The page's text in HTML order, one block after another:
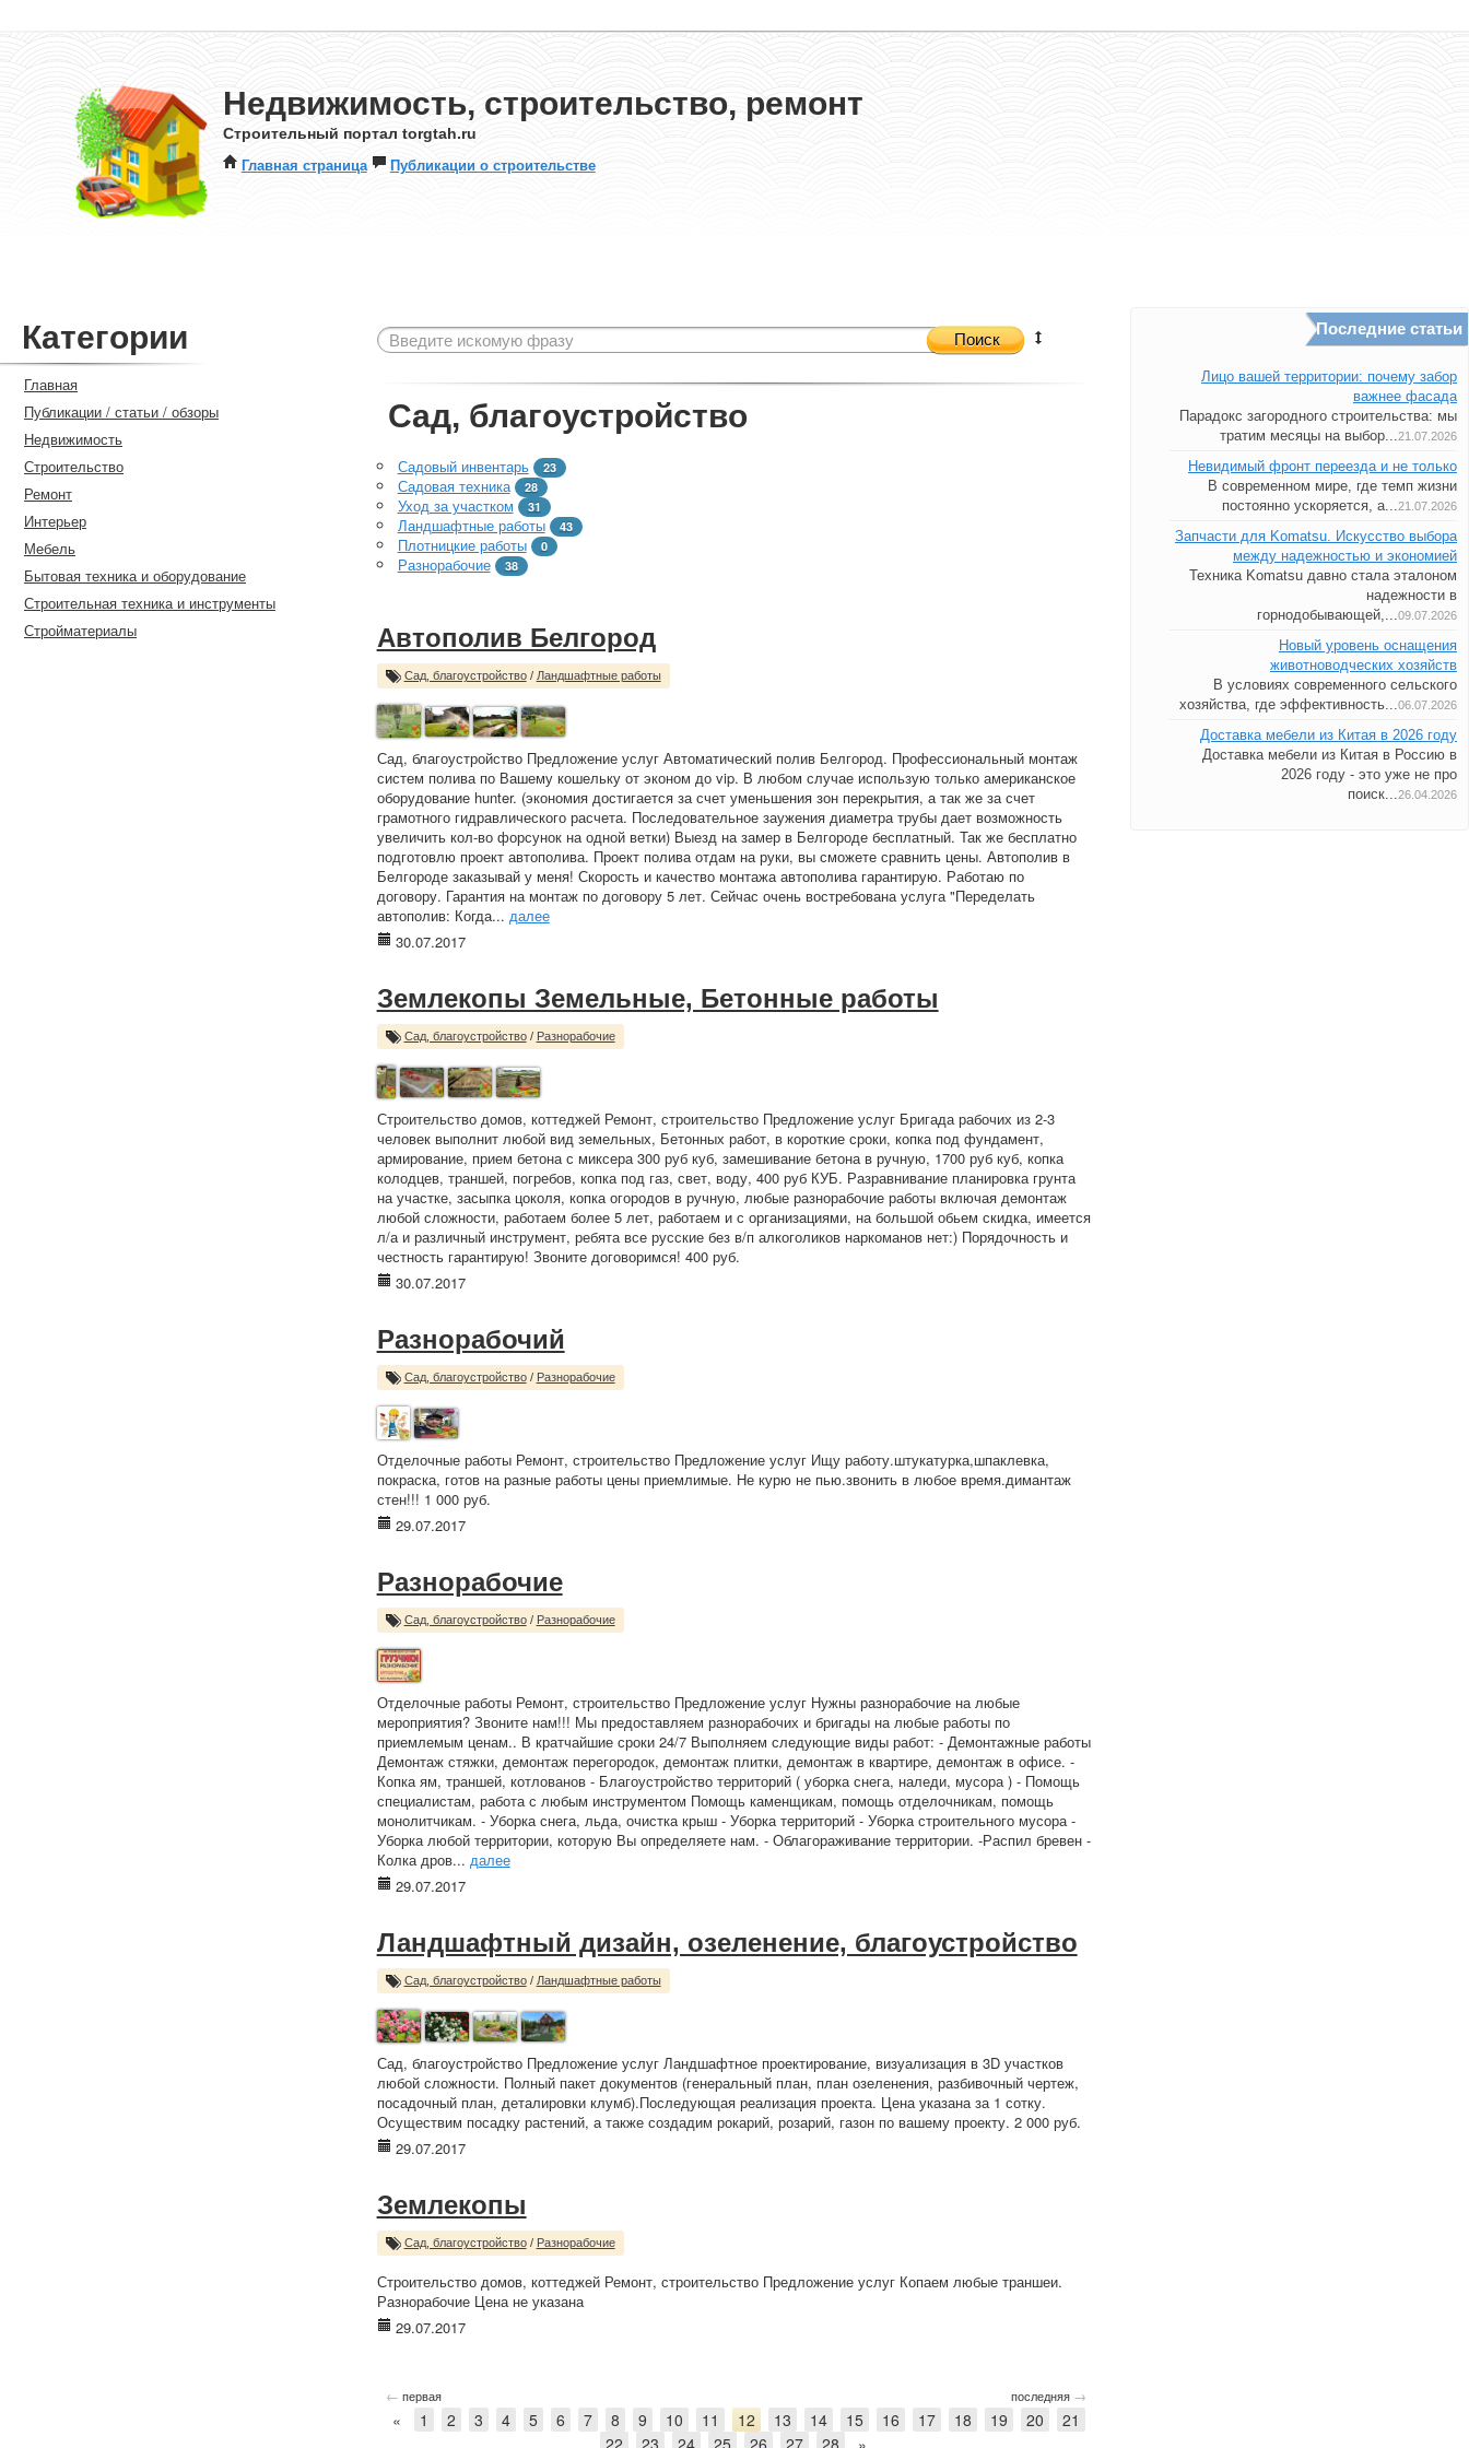
Недвижимость, строительство, ремонт
Строительный портал torgtah.ru
Главная страница Публикации о строительстве
Категории
Главная
Публикации / статьи / обзоры
Недвижимость
Строительство
Ремонт
Интерьер
Мебель
Бытовая техника и оборудование
Строительная техника и инструменты
Стройматериалы
Поиск
Сад, благоустройство
Садовый инвентарь 23
Садовая техника 28
Уход за участком 31
Ландшафтные работы 43
Плотницкие работы 0
Разнорабочие 38
Автополив Белгород
Сад, благоустройство/ Ландшафтные работы
Сад, благоустройство Предложение услуг Автоматический полив Белгород. Профессиональный монтаж
систем полива по Вашему кошельку от эконом до vip. В любом случае использую только американское
оборудование hunter. (экономия достигается за счет уменьшения зон перекрытия, а так же за счет
грамотного гидравлического расчета. Последовательное заужения диаметра трубы дает возможность
увеличить кол-во форсунок на одной ветки) Выезд на замер в Белгороде бесплатный. Так же бесплатно
подготовлю проект автополива. Проект полива отдам на руки, вы сможете сравнить цены. Автополив в
Белгороде заказывай у меня! Скорость и качество монтажа автополива гарантирую. Работаю по
договору. Гарантия на монтаж по договору 5 лет. Сейчас очень востребована услуга "Переделать
автополив: Когда... далее
30.07.2017
Землекопы Земельные, Бетонные работы
Сад, благоустройство/ Разнорабочие
Строительство домов, коттеджей Ремонт, строительство Предложение услуг Бригада рабочих из 2-3
человек выполнит любой вид земельных, Бетонных работ, в короткие сроки, копка под фундамент,
армирование, прием бетона с миксера 300 руб куб, замешивание бетона в ручную, 1700 руб куб, копка
колодцев, траншей, погребов, копка под газ, свет, воду, 400 руб КУБ. Разравнивание планировка грунта
на участке, засыпка цоколя, копка огородов в ручную, любые разнорабочие работы включая демонтаж
любой сложности, работаем более 5 лет, работаем и с организациями, на большой обьем скидка, имеется
л/а и различный инструмент, ребята все русские без в/п алкоголиков наркоманов нет:) Порядочность и
честность гарантирую! Звоните договоримся! 400 руб.
30.07.2017
Разнорабочий
Сад, благоустройство/ Разнорабочие
Отделочные работы Ремонт, строительство Предложение услуг Ищу работу.штукатурка,шпаклевка,
покраска, готов на разные работы цены приемлимые. Не курю не пью.звонить в любое время.димантаж
стен!!! 1 000 руб.
29.07.2017
Разнорабочие
Сад, благоустройство/ Разнорабочие
Отделочные работы Ремонт, строительство Предложение услуг Нужны разнорабочие на любые
мероприятия? Звоните нам!!! Мы предоставляем разнорабочих и бригады на любые работы по
приемлемым ценам.. В кратчайшие сроки 24/7 Выполняем следующие виды работ: - Демонтажные работы
Демонтаж стяжки, демонтаж перегородок, демонтаж плитки, демонтаж в квартире, демонтаж в офисе. -
Копка ям, траншей, котлованов - Благоустройство территорий ( уборка снега, наледи, мусора ) - Помощь
специалистам, работа с любым инструментом Помощь каменщикам, помощь отделочникам, помощь
монолитчикам. - Уборка снега, льда, очистка крыш - Уборка территорий - Уборка строительного мусора -
Уборка любой территории, которую Вы определяете нам. - Облагораживание территории. -Распил бревен -
Колка дров... далее
29.07.2017
Ландшафтный дизайн, озеленение, благоустройство
Сад, благоустройство/ Ландшафтные работы
Сад, благоустройство Предложение услуг Ландшафтное проектирование, визуализация в 3D участков
любой сложности. Полный пакет документов (генеральный план, план озеленения, разбивочный чертеж,
посадочный план, деталировки клумб).Последующая реализация проекта. Цена указана за 1 сотку.
Осуществим посадку растений, а также создадим рокарий, розарий, газон по вашему проекту. 2 000 руб.
29.07.2017
Землекопы
Сад, благоустройство/ Разнорабочие
Строительство домов, коттеджей Ремонт, строительство Предложение услуг Копаем любые траншеи.
Разнорабочие Цена не указана
29.07.2017
← первая последняя →
« 1 2 3 4 5 6 7 8 9 10 11 12 13 14 15 16 17 18 19 20
21
22
23 24 25 26 27 28 »
Последние статьи
Лицо вашей территории: почему забор
важнее фасада
Парадокс загородного строительства: мы
тратим месяцы на выбор...21.07.2026
Невидимый фронт переезда и не только
В современном мире, где темп жизни
постоянно ускоряется, а...21.07.2026
Запчасти для Komatsu. Искусство выбора
между надежностью и экономией
Техника Komatsu давно стала эталоном
надежности в
горнодобывающей,...09.07.2026
Новый уровень оснащения
животноводческих хозяйств
В условиях современного сельского
хозяйства, где эффективность...06.07.2026
Доставка мебели из Китая в 2026 году
Доставка мебели из Китая в Россию в
2026 году - это уже не про
поиск...26.04.2026